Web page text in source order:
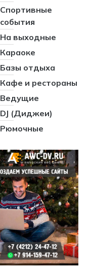
Спортивные
события
На выходные
Караоке
Базы отдыха
Кафе и рестораны
Ведущие
DJ (Диджеи)
Рюмочные